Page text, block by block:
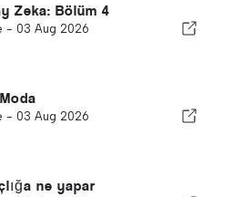
Zeka: Bölüm 4
- 03 Aug 2026
- 03 Aug 2026
ne yapar